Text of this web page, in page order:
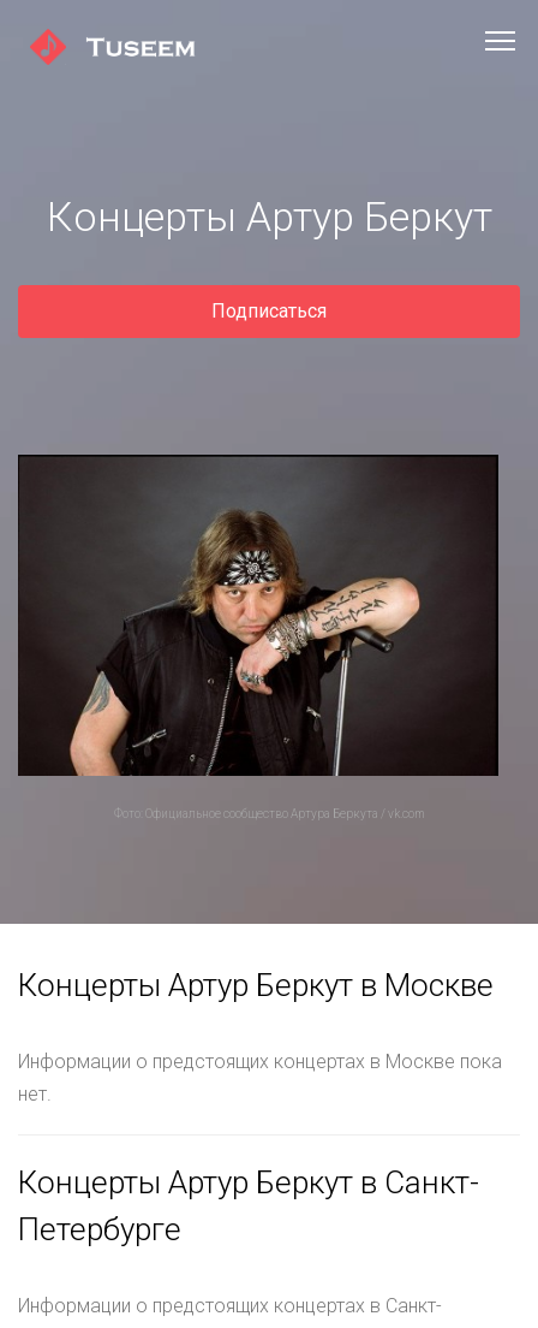
Концерты Артур Беркут
Подписаться
Фото: Официальное сообщество Артура Беркута / vk.com
Концерты Артур Беркут в Москве
Информации о предстоящих концертах в Москве пока
нет.
Концерты Артур Беркут в Санкт-
Петербурге
Информации о предстоящих концертах в Санкт-